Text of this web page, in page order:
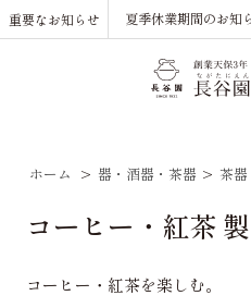
重要なお知らせ 夏季休業期間のお知
ホーム > 器・酒器・茶器 > 茶器
コーヒー・紅茶
コーヒー・紅茶を楽しむ。